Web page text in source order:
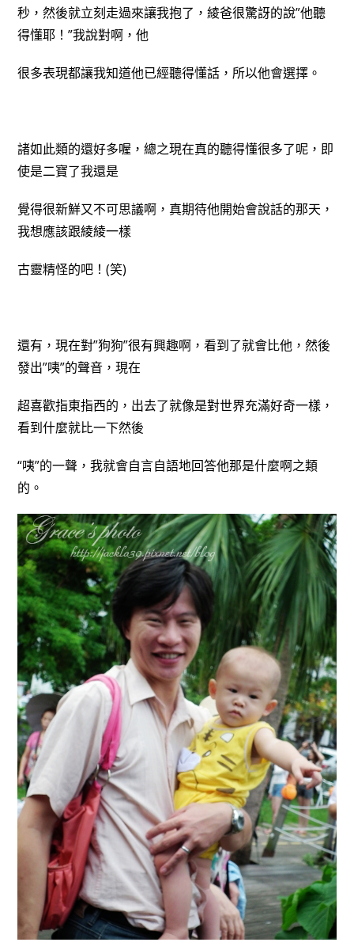
秒，然後就立刻走過來讓我抱了，綾爸很驚訝的說”他聽
得懂耶！”我說對啊，他
很多表現都讓我知道他已經聽得懂話，所以他會選擇。
諸如此類的還好多喔，總之現在真的聽得懂很多了呢，即
使是二寶了我還是
覺得很新鮮又不可思議啊，真期待他開始會說話的那天，
我想應該跟綾綾一樣
古靈精怪的吧！(笑)
還有，現在對”狗狗”很有興趣啊，看到了就會比他，然後
發出”咦”的聲音，現在
超喜歡指東指西的，出去了就像是對世界充滿好奇一樣，
看到什麼就比一下然後
“咦”的一聲，我就會自言自語地回答他那是什麼啊之類
的。